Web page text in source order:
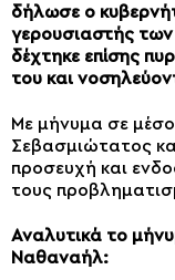
δήλωσε ο
γερουσιαστής
δέχτηκε επίσης
του και
Με μήνυμα σε μέσο
Σεβασμιώτατος
προσευχή και
τους
Αναλυτικά το
Ναθαναήλ: